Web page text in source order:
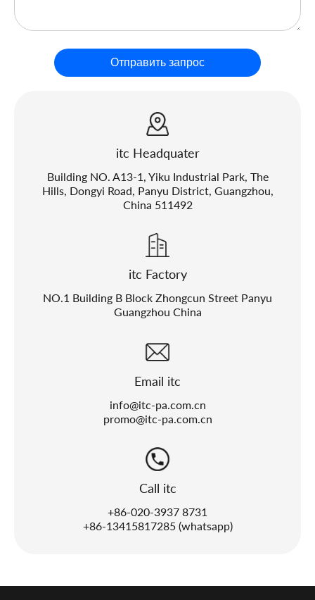
Отправить запрос
itc Headquater
Building NO. A13-1, Yiku Industrial Park, The
Hills, Dongyi Road, Panyu District, Guangzhou,
China 511492
itc Factory
NO.1 Building B Block Zhongcun Street Panyu
Guangzhou China
Email itc
info@itc-pa.com.cn
promo@itc-pa.com.cn
Call itc
+86-020-3937 8731
+86-13415817285 (whatsapp)